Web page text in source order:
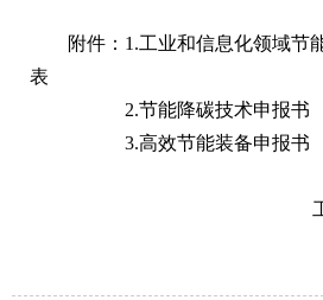
附件：1.工业和信息化领域节
表
2.节能降碳技术申报书
3.高效节能装备申报书